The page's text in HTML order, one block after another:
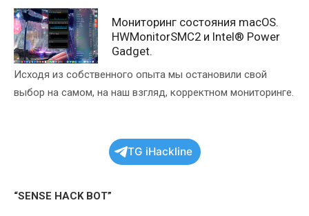
Мониторинг состояния macOS.
HWMonitorSMC2 и Intel® Power
Gadget.
Исходя из собственного опыта мы остановили свой
выбор на самом, на наш взгляд, корректном мониторинге.
TG iHackline
“SENSE HACK BOT”